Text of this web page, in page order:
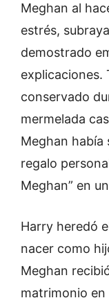
Meghan al
estrés,
demostrado
explicaciones.
conservado
mermelada
Meghan había
regalo
Meghan” en
Harry heredó
nacer como
Meghan
matrimonio en